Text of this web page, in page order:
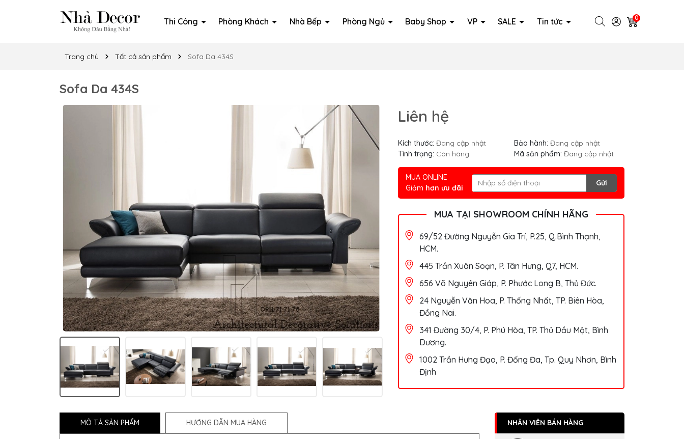
Thi Công Phòng Khách Nhà Bếp Phòng Ngủ Baby Shop VP SALE Tin tức 0
Trang chủ Tất cả sản phẩm Sofa Da 434S
Sofa Da 434S
Liên hệ
Kích thước: Đang cập nhật Bảo hành: Đang cập nhật
Tình trạng: Còn hàng Mã sản phẩm: Đang cập nhật
MUA ONLINE
Giảm hơn ưu đãi
Gửi
MUA TẠI SHOWROOM CHÍNH HÃNG
69/52 Đường Nguyễn Gia Trí, P.25, Q.Bình Thạnh,
HCM.
445 Trần Xuân Soạn, P. Tân Hưng, Q7, HCM.
656 Võ Nguyên Giáp, P. Phước Long B, Thủ Đức.
24 Nguyễn Văn Hoa, P. Thống Nhất, TP. Biên Hòa,
Đồng Nai.
341 Đường 30/4, P. Phú Hòa, TP. Thủ Dầu Một, Bình
Dương.
1002 Trần Hưng Đạo, P. Đống Đa, Tp. Quy Nhơn, Bình
Định
MÔ TẢ SẢN PHẨM HƯỚNG DẪN MUA HÀNG NHÂN VIÊN BÁN HÀNG